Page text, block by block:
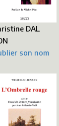
DAL
son nom